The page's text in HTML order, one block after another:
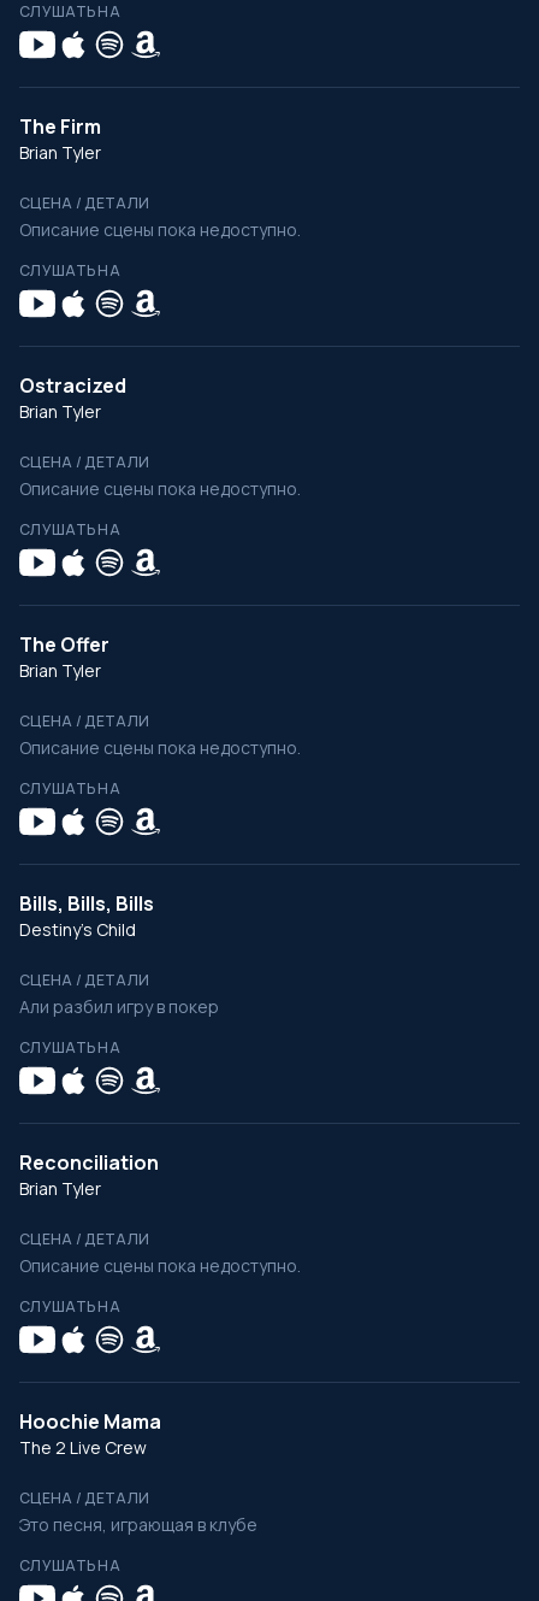
СЛУШАТЬ НА
The Firm
Brian Tyler
СЦЕНА / ДЕТАЛИ
Описание сцены пока недоступно.
СЛУШАТЬ НА
Ostracized
Brian Tyler
СЦЕНА / ДЕТАЛИ
Описание сцены пока недоступно.
СЛУШАТЬ НА
The Offer
Brian Tyler
СЦЕНА / ДЕТАЛИ
Описание сцены пока недоступно.
СЛУШАТЬ НА
Bills, Bills, Bills
Destiny's Child
СЦЕНА / ДЕТАЛИ
Али разбил игру в покер
СЛУШАТЬ НА
Reconciliation
Brian Tyler
СЦЕНА / ДЕТАЛИ
Описание сцены пока недоступно.
СЛУШАТЬ НА
Hoochie Mama
The 2 Live Crew
СЦЕНА / ДЕТАЛИ
Это песня, играющая в клубе
СЛУШАТЬ НА